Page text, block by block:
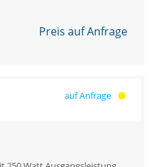
Preis auf Anfrage
auf Anfrage